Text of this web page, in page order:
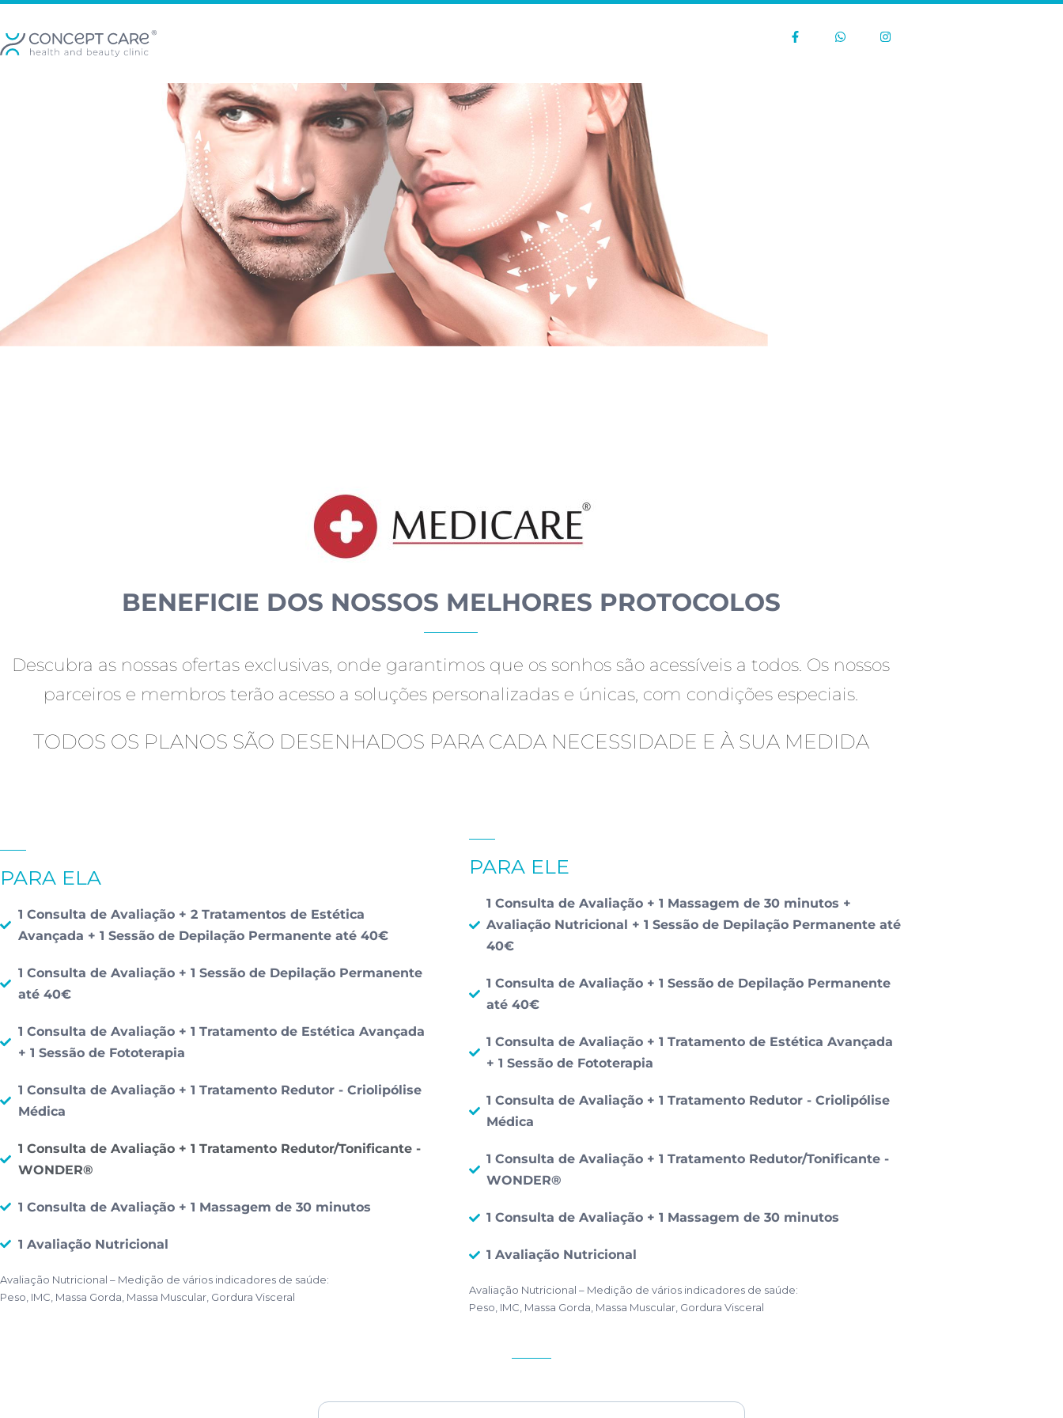
BENEFICIE DOS NOSSOS MELHORES PROTOCOLOS
Descubra as nossas ofertas exclusivas, onde garantimos que os sonhos são acessíveis a todos. Os nossos
parceiros e membros terão acesso a soluções personalizadas e únicas, com condições especiais.
TODOS OS PLANOS SÃO DESENHADOS PARA CADA NECESSIDADE E À SUA MEDIDA​
PARA ELA
1 Consulta de Avaliação + 2 Tratamentos de Estética
Avançada + 1 Sessão de Depilação Permanente até 40€
1 Consulta de Avaliação + 1 Sessão de Depilação Permanente
até 40€
1 Consulta de Avaliação + 1 Tratamento de Estética Avançada
+ 1 Sessão de Fototerapia
1 Consulta de Avaliação + 1 Tratamento Redutor - Criolipólise
Médica
1 Consulta de Avaliação + 1 Tratamento Redutor/Tonificante -
WONDER®
1 Consulta de Avaliação + 1 Massagem de 30 minutos
1 Avaliação Nutricional
Avaliação Nutricional – Medição de vários indicadores de saúde:
Peso, IMC, Massa Gorda, Massa Muscular, Gordura Visceral
PARA ELE
1 Consulta de Avaliação + 1 Massagem de 30 minutos +
Avaliação Nutricional + 1 Sessão de Depilação Permanente até
40€
1 Consulta de Avaliação + 1 Sessão de Depilação Permanente
até 40€
1 Consulta de Avaliação + 1 Tratamento de Estética Avançada
+ 1 Sessão de Fototerapia
1 Consulta de Avaliação + 1 Tratamento Redutor - Criolipólise
Médica
1 Consulta de Avaliação + 1 Tratamento Redutor/Tonificante -
WONDER®
1 Consulta de Avaliação + 1 Massagem de 30 minutos
1 Avaliação Nutricional
Avaliação Nutricional – Medição de vários indicadores de saúde:
Peso, IMC, Massa Gorda, Massa Muscular, Gordura Visceral